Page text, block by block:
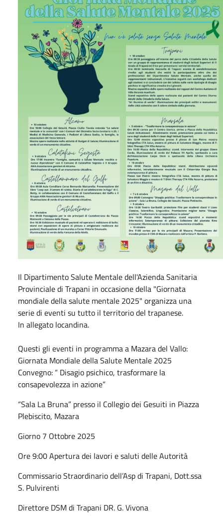
Il Dipartimento Salute Mentale dell'Azienda Sanitaria
Provinciale di Trapani in occasione della "Giornata
mondiale della salute mentale 2025" organizza una
serie di eventi su tutto il territorio del trapanese.
In allegato locandina.
Questi gli eventi in programma a Mazara del Vallo:
Giornata Mondiale della Salute Mentale 2025
Convegno: “ Disagio psichico, trasformare la
consapevolezza in azione”
“Sala La Bruna” presso il Collegio dei Gesuiti in Piazza
Plebiscito, Mazara
Giorno 7 Ottobre 2025
Ore 9:00 Apertura dei lavori e saluti delle Autorità
Commissario Straordinario dell’Asp di Trapani, Dott.ssa
S. Pulvirenti
Direttore DSM di Trapani DR. G. Vivona